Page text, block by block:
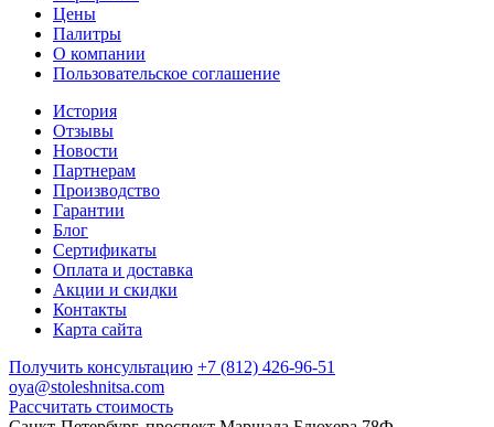
Цены
Палитры
О компании
Пользовательское соглашение
История
Отзывы
Новости
Партнерам
Производство
Гарантии
Блог
Сертификаты
Оплата и доставка
Акции и скидки
Контакты
Карта сайта
Получить консультацию +7 (812) 426-96-51
oya@stoleshnitsa.com
Рассчитать стоимость